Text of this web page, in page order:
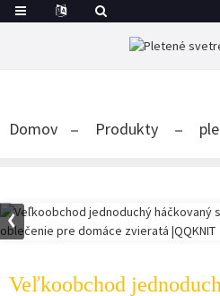
Domov Produkty
Veľkoobchod